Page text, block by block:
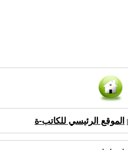
الموقع الرئيسي للكاتب-ة